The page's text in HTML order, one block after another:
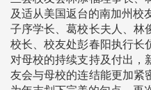
及适从美国返台的南加州校
子序学长、葛校长夫人、林
校长、校友处彭春阳执行长
对母校的持续支持及付出，
友会与母校的连结能更加紧